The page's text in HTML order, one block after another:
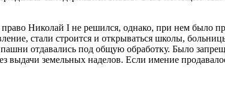
Николай I не решился, однако, при нем было
стали строится и открываться школы,
отдавались под общую обработку. Было
земельных наделов. Если имение